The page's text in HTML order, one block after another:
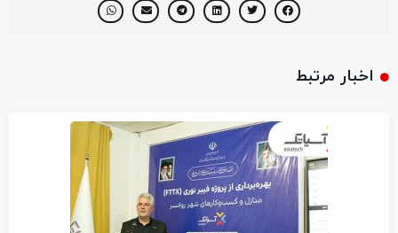
اخبار مرتبط